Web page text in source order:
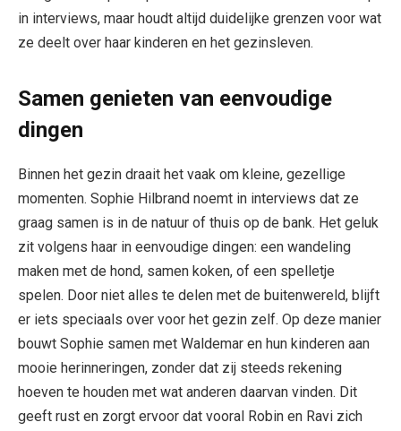
in interviews, maar houdt altijd duidelijke grenzen voor wat
ze deelt over haar kinderen en het gezinsleven.
Samen genieten van eenvoudige
dingen
Binnen het gezin draait het vaak om kleine, gezellige
momenten. Sophie Hilbrand noemt in interviews dat ze
graag samen is in de natuur of thuis op de bank. Het geluk
zit volgens haar in eenvoudige dingen: een wandeling
maken met de hond, samen koken, of een spelletje
spelen. Door niet alles te delen met de buitenwereld, blijft
er iets speciaals over voor het gezin zelf. Op deze manier
bouwt Sophie samen met Waldemar en hun kinderen aan
mooie herinneringen, zonder dat zij steeds rekening
hoeven te houden met wat anderen daarvan vinden. Dit
geeft rust en zorgt ervoor dat vooral Robin en Ravi zich